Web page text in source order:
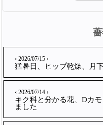
‹ 2026/07/15 ›
猛暑日、ヒップ乾燥、月
‹ 2026/07/14 ›
キク科と分かる花、Dカ
ました